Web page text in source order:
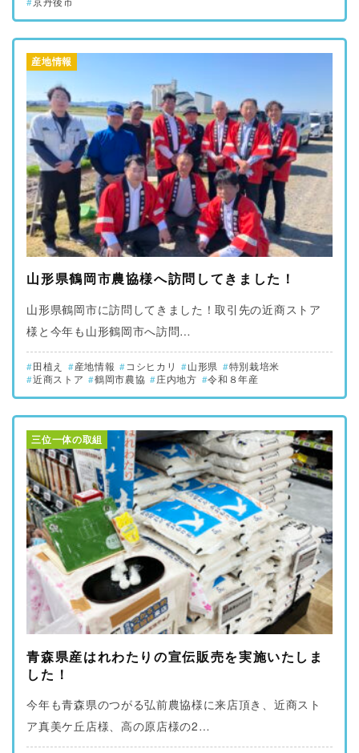
産地情報
山形県鶴岡市農協様へ訪問してきました！
山形県鶴岡市に訪問してきました！取引先の近商ストア
様と今年も山形鶴岡市へ訪問…
田植え 産地情報 コシヒカリ 山形県
特別栽培米
近商ストア
鶴岡市農協 庄内地方 令和８年産
三位一体の取組
青森県産はれわたりの宣伝販売を実施いたしま
した！
今年も青森県のつがる弘前農協様に来店頂き、近商スト
ア真美ケ丘店様、高の原店様の2…